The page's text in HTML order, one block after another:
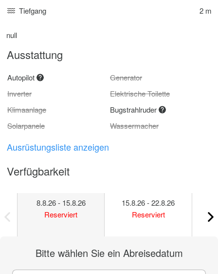
Tiefgang
2 m
null
Ausstattung
Autopilot
Generator
Inverter
Elektrische Toilette
Klimaanlage
Bugstrahlruder
Solarpanele
Wassermacher
Ausrüstungsliste anzeigen
Verfügbarkeit
8.8.26 - 15.8.26
Reserviert
15.8.26 - 22.8.26
Reserviert
Bitte wählen Sie ein Abreisedatum